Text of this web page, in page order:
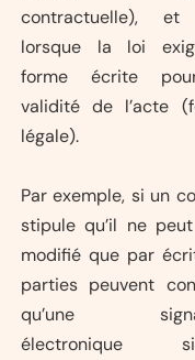
contractuelle), et
lorsque la loi
forme écrite
validité de l’acte
légale).
Par exemple, si un
stipule qu’il ne
modifié que par
parties peuvent
qu’une
électronique